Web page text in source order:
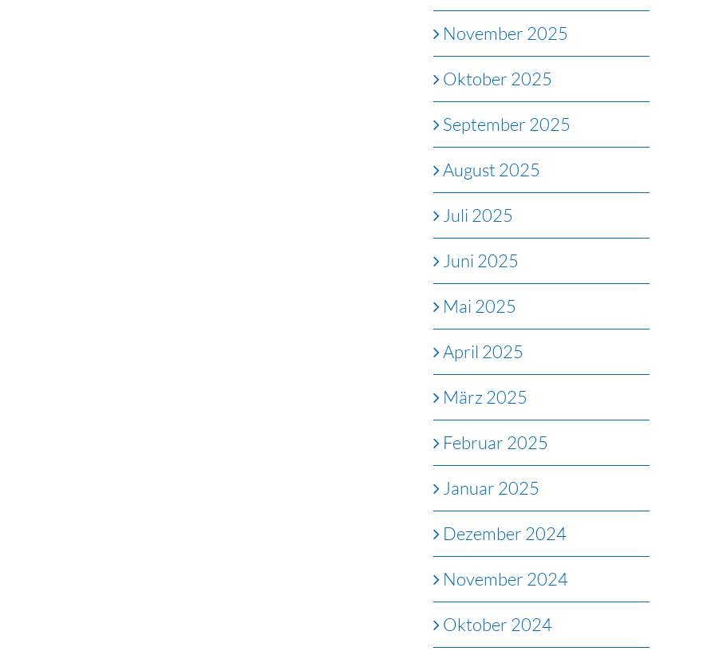
November 2025
Oktober 2025
September 2025
August 2025
Juli 2025
Juni 2025
Mai 2025
April 2025
März 2025
Februar 2025
Januar 2025
Dezember 2024
November 2024
Oktober 2024